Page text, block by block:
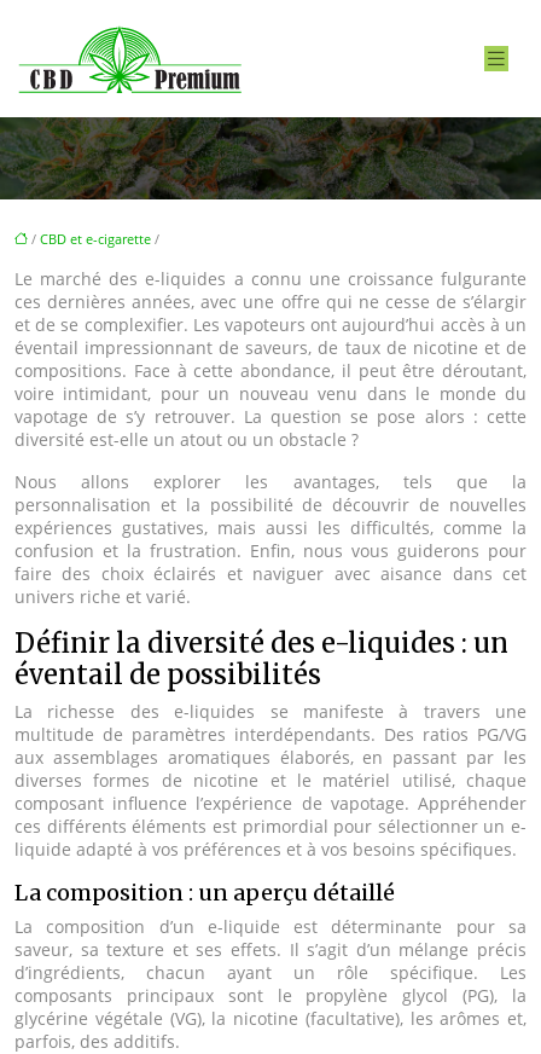
/ CBD et e-cigarette /
Le marché des e-liquides a connu une croissance fulgurante
ces dernières années, avec une offre qui ne cesse de s’élargir
et de se complexifier. Les vapoteurs ont aujourd’hui accès à un
éventail impressionnant de saveurs, de taux de nicotine et de
compositions. Face à cette abondance, il peut être déroutant,
voire intimidant, pour un nouveau venu dans le monde du
vapotage de s’y retrouver. La question se pose alors : cette
diversité est-elle un atout ou un obstacle ?
Nous allons explorer les avantages, tels que la
personnalisation et la possibilité de découvrir de nouvelles
expériences gustatives, mais aussi les difficultés, comme la
confusion et la frustration. Enfin, nous vous guiderons pour
faire des choix éclairés et naviguer avec aisance dans cet
univers riche et varié.
Définir la diversité des e-liquides : un
éventail de possibilités
La richesse des e-liquides se manifeste à travers une
multitude de paramètres interdépendants. Des ratios PG/VG
aux assemblages aromatiques élaborés, en passant par les
diverses formes de nicotine et le matériel utilisé, chaque
composant influence l’expérience de vapotage. Appréhender
ces différents éléments est primordial pour sélectionner un e-
liquide adapté à vos préférences et à vos besoins spécifiques.
La composition : un aperçu détaillé
La composition d’un e-liquide est déterminante pour sa
saveur, sa texture et ses effets. Il s’agit d’un mélange précis
d’ingrédients, chacun ayant un rôle spécifique. Les
composants principaux sont le propylène glycol (PG), la
glycérine végétale (VG), la nicotine (facultative), les arômes et,
parfois, des additifs.